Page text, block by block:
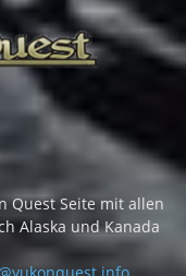
Quest Seite mit allen
Alaska und Kanada